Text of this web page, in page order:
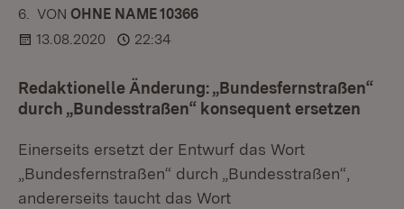
6. KOMMENTAR
VON :OHNE NAME 10366
13.08.2020
22:34
Redaktionelle Änderung: „Bundesfernstraßen“
durch „Bundesstraßen“ konsequent ersetzen
Einerseits ersetzt der Entwurf das Wort
„Bundesfernstraßen“ durch „Bundesstraßen“,
andererseits taucht das Wort